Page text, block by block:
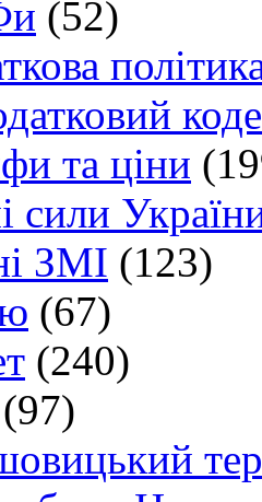
(52)
та ціни
сили
ЗМІ (123)
(67)
(240)
(97)